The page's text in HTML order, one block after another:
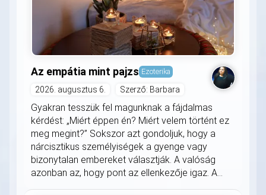
Az empátia mint pajzs Ezoterika
2026. augusztus 6. Szerző: Barbara
Gyakran tesszük fel magunknak a fájdalmas
kérdést: „Miért éppen én? Miért velem történt ez
meg megint?” Sokszor azt gondoljuk, hogy a
nárcisztikus személyiségek a gyenge vagy
bizonytalan embereket választják. A valóság
azonban az, hogy pont az ellenkezője igaz. A...